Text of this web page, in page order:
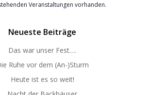
Veranstaltungen vorhanden.
Neueste Beiträge
Das war unser Fest….
Ruhe vor dem (An-)Sturm
Heute ist es so weit!